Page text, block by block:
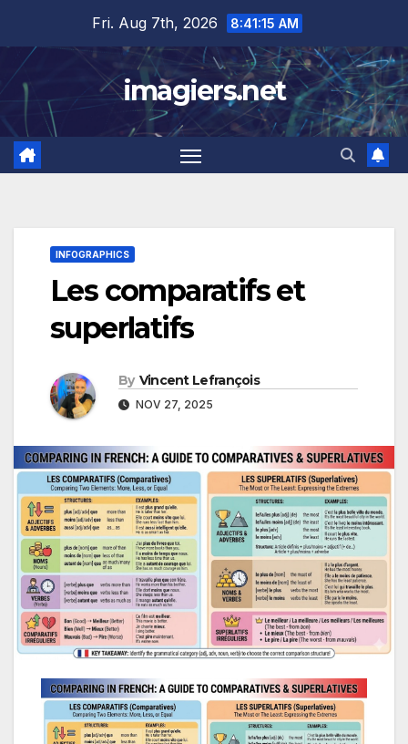
content
Fri. Aug 7th, 2026 8:41:16 AM
imagiers.net
INFOGRAPHICS
Les comparatifs et
superlatifs
By Vincent Lefrançois
NOV 27, 2025